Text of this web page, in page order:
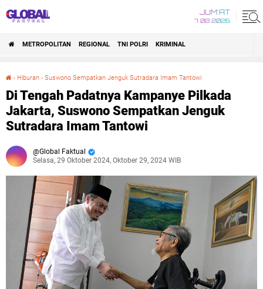
JUM'AT
7 08 2026
METROPOLITAN REGIONAL TNI POLRI KRIMINAL
› Hiburan › Suswono Sempatkan Jenguk Sutradara Imam Tantowi
Di Tengah Padatnya Kampanye Pilkada
Jakarta, Suswono Sempatkan Jenguk
Sutradara Imam Tantowi
Global Faktual
Selasa, 29 Oktober 2024, Oktober 29, 2024 WIB